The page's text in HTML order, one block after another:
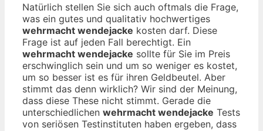
Natürlich stellen Sie sich auch oftmals die Frage,
was ein gutes und qualitativ hochwertiges
wehrmacht wendejacke kosten darf. Diese
Frage ist auf jeden Fall berechtigt. Ein
wehrmacht wendejacke sollte für Sie im Preis
erschwinglich sein und um so weniger es kostet,
um so besser ist es für ihren Geldbeutel. Aber
stimmt das denn wirklich? Wir sind der Meinung,
dass diese These nicht stimmt. Gerade die
unterschiedlichen wehrmacht wendejacke Tests
von seriösen Testinstituten haben ergeben, dass